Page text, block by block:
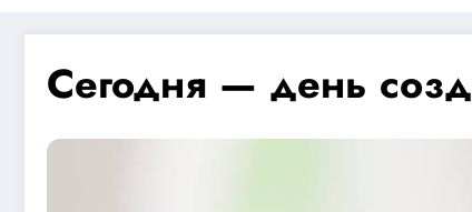
Сегодня — день